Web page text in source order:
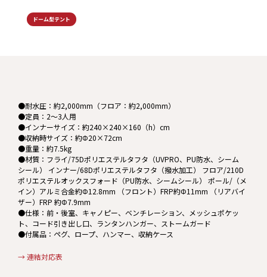
ドーム型テント
●耐水圧：約2,000mm（フロア：約2,000mm）
●定員：2～3人用
●インナーサイズ：約240×240×160（h）cm
●収納時サイズ：約Φ20×72cm
●重量：約7.5kg
●材質：フライ/75Dポリエステルタフタ（UVPRO、PU防水、シーム
シール） インナー/68Dポリエステルタフタ（撥水加工） フロア/210D
ポリエステルオックスフォード（PU防水、シームシール） ポール/（メ
イン）アルミ合金約Φ12.8mm （フロント）FRP約Φ11mm （リアバイ
ザー）FRP 約Φ7.9mm
●仕様：前・後室、キャノピー、ベンチレーション、メッシュポケッ
ト、コード引き出し口、ランタンハンガー、ストームガード
●付属品：ペグ、ロープ、ハンマー、収納ケース
→ 連結対応表